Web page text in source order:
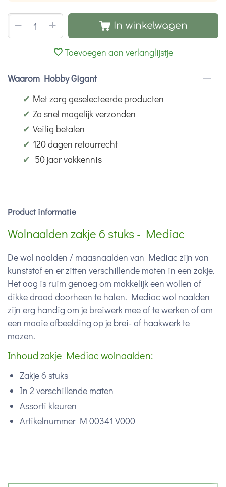
+
− In winkelwagen
Toevoegen aan verlanglijstje
Waarom Hobby Gigant
✔ Met zorg geselecteerde producten
✔ Zo snel mogelijk verzonden
✔ Veilig betalen
✔ 120 dagen retourrecht
✔ 50 jaar vakkennis
Product informatie
Wolnaalden zakje 6 stuks - Mediac
De wol naalden / maasnaalden van Mediac zijn van
kunststof en er zitten verschillende maten in een zakje.
Het oog is ruim genoeg om makkelijk een wollen of
dikke draad doorheen te halen. Mediac wol naalden
zijn erg handig om je breiwerk mee af te werken of om
een mooie afbeelding op je brei- of haakwerk te
mazen.
Inhoud zakje Mediac wolnaalden:
Zakje 6 stuks
In 2 verschillende maten
Assorti kleuren
Artikelnummer M 00341 V000